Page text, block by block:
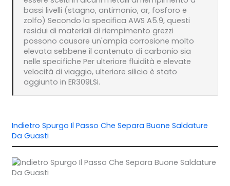
bassi livelli (stagno, antimonio, ar, fosforo e
zolfo) Secondo la specifica AWS A5.9, questi
residui di materiali di riempimento grezzi
possono causare un'ampia corrosione molto
elevata sebbene il contenuto di carbonio sia
nelle specifiche Per ulteriore fluidità e elevate
velocità di viaggio, ulteriore silicio è stato
aggiunto in ER309LSi.
Indietro Spurgo Il Passo Che Separa Buone Saldature
Da Guasti